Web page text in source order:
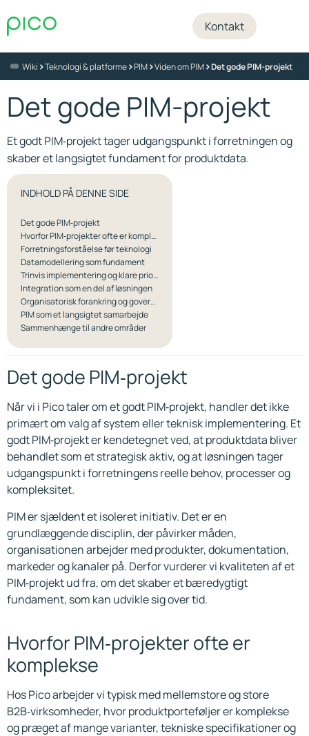
Kontakt
Wiki >Teknologi & platforme>PIM>Viden om PIM>Det gode PIM-projekt
Det gode PIM-projekt
Et godt PIM‑projekt tager udgangspunkt i forretningen og
skaber et langsigtet fundament for produktdata.
INDHOLD PÅ DENNE SIDE
Det gode PIM‑projekt
Hvorfor PIM‑projekter ofte er komplekse
Forretningsforståelse før teknologi
Datamodellering som fundament
Trinvis implementering og klare prioriteringer
Integration som en del af løsningen
Organisatorisk forankring og governance
PIM som et langsigtet samarbejde
Sammenhænge til andre områder
Det gode PIM‑projekt
Når vi i Pico taler om et godt PIM‑projekt, handler det ikke
primært om valg af system eller teknisk implementering. Et
godt PIM‑projekt er kendetegnet ved, at produktdata bliver
behandlet som et strategisk aktiv, og at løsningen tager
udgangspunkt i forretningens reelle behov, processer og
kompleksitet.
PIM er sjældent et isoleret initiativ. Det er en
grundlæggende disciplin, der påvirker måden,
organisationen arbejder med produkter, dokumentation,
markeder og kanaler på. Derfor vurderer vi kvaliteten af et
PIM‑projekt ud fra, om det skaber et bæredygtigt
fundament, som kan udvikle sig over tid.
Hvorfor PIM‑projekter ofte er
komplekse
Hos Pico arbejder vi typisk med mellemstore og store
B2B‑virksomheder, hvor produktporteføljer er komplekse
og præget af mange varianter, tekniske specifikationer og